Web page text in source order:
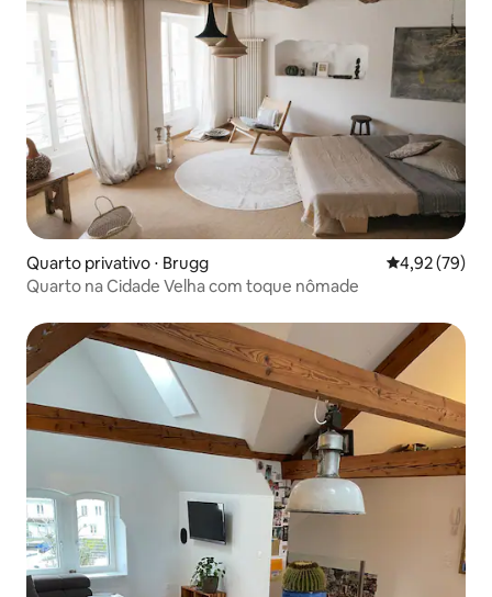
Quarto privativo ⋅ Brugg 4,92 de uma
4,92 (79)
Quarto na Cidade Velha com toque nômade